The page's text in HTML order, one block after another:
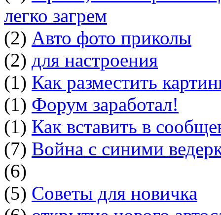
легко загрем
(2) Авто фото приколы
(2) для настроения
(1) Как разместить
(1) Форум заработал!
(1) Как вставить в
(7) Война с синими
(6)
(5) Советы для новичка